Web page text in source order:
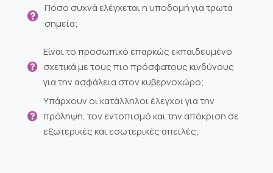
Πόσο συχνά ελέγχεται η υποδομή για τρωτά
σημεία;
Είναι το προσωπικό επαρκώς εκπαιδευμένο
σχετικά με τους πιο πρόσφατους κινδύνους
για την ασφάλεια στον κυβερνοχώρο;
Υπάρχουν οι κατάλληλοι έλεγχοι για την
πρόληψη, τον εντοπισμό και την απόκριση σε
εξωτερικές και εσωτερικές απειλές;